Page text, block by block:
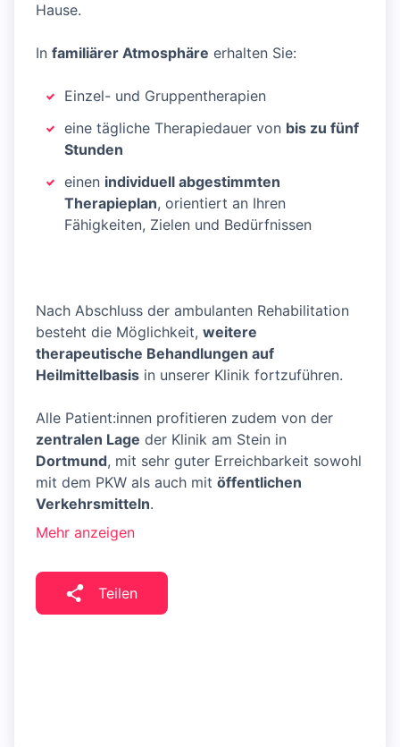
Hause.
In familiärer Atmosphäre erhalten Sie:
Einzel- und Gruppentherapien
eine tägliche Therapiedauer von bis zu fünf
Stunden
einen individuell abgestimmten
Therapieplan, orientiert an Ihren
Fähigkeiten, Zielen und Bedürfnissen
Nach Abschluss der ambulanten Rehabilitation
besteht die Möglichkeit, weitere
therapeutische Behandlungen auf
Heilmittelbasis in unserer Klinik fortzuführen.
Alle Patient:innen profitieren zudem von der
zentralen Lage der Klinik am Stein in
Dortmund, mit sehr guter Erreichbarkeit sowohl
mit dem PKW als auch mit öffentlichen
Verkehrsmitteln.
Mehr anzeigen
Teilen